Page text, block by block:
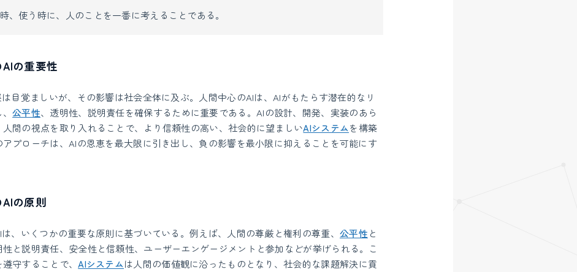
、使う時に、人のことを一番に考えることである。
の重要性
目覚ましいが、その影響は社会全体に及ぶ。人間中心のAIは、AIがもたらす潜在的なリ
、公平性、透明性、説明責任を確保するために重要である。AIの設計、開発、実装のあら
人間の視点を取り入れることで、より信頼性の高い、社会的に望ましいAIシステムを構築
アプローチは、AIの恩恵を最大限に引き出し、負の影響を最小限に抑えることを可能にす
の原則
、いくつかの重要な原則に基づいている。例えば、人間の尊厳と権利の尊重、 公平性 と
と説明責任、安全性と信頼性、ユーザーエンゲージメントと参加などが挙げられる。こ
守することで、AIシステムは人間の価値観に沿ったものとなり、社会的な課題解決に貢